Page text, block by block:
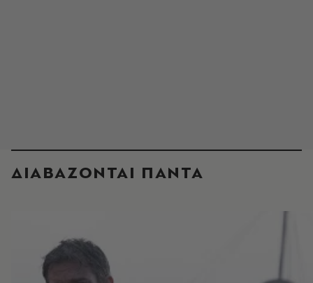
ΔΙΑΒΑΖΟΝΤΑΙ ΠΑΝΤΑ